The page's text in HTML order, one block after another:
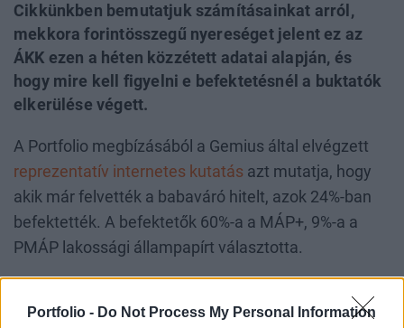
Portfolio - Do Not Process My Personal Information
Cikkünkben bemutatjuk számításainkat arról,
mekkora forintösszegű nyereséget jelent ez az
ÁKK ezen a héten közzétett adatai alapján, és
hogy mire kell figyelni e befektetésnél a buktatók
elkerülése végett.
A Portfolio megbízásából a Gemius által elvégzett
reprezentatív internetes kutatás azt mutatja, hogy
akik már felvették a babaváró hitelt, azok 24%-ban
befektették. A befektetők 60%-a a MÁP+, 9%-a a
PMÁP lakossági állampapírt választotta.